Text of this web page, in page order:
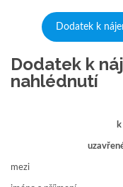
Dodatek k
Dodatek k
nahlédnutí
mezi